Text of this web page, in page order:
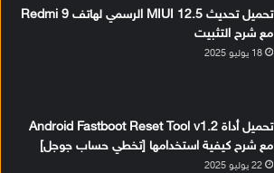
تحميل تحديث MIUI 12.5 الرسمي لهاتف Redmi 9
مع شرح التثبيت
18 يوليو 2025
تحميل أداة Android Fastboot Reset Tool v1.2
مع شرح كيفية استخدامها [تخطي حساب جوجل]
22 يوليو 2025